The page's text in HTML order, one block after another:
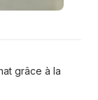
grâce à la